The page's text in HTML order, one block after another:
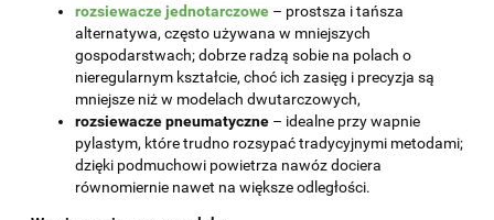
rozsiewacze jednotarczowe – prostsza i tańsza
alternatywa, często używana w mniejszych
gospodarstwach; dobrze radzą sobie na polach o
nieregularnym kształcie, choć ich zasięg i precyzja są
mniejsze niż w modelach dwutarczowych,
rozsiewacze pneumatyczne – idealne przy wapnie
pylastym, które trudno rozsypać tradycyjnymi metodami;
dzięki podmuchowi powietrza nawóz dociera
równomiernie nawet na większe odległości.